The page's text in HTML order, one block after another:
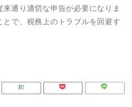
通り適切な申告が必要になりま
で、税務上のトラブルを回避す